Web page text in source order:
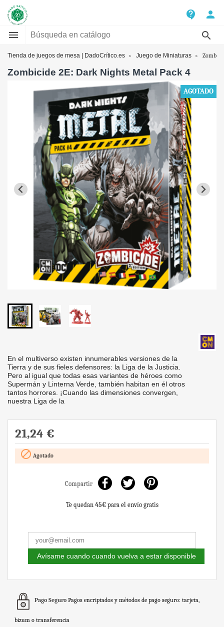
contact_support
person


Tienda de juegos de mesa | DadoCrítico.es Juego de Miniaturas
Zombicide 2E: Dark Nights Metal Pack 4
AGOTADO
En el multiverso existen innumerables versiones de la
Tierra y de sus fieles defensores: la Liga de la Justicia.
Pero al igual que todas esas variantes de héroes como
Supermán y Linterna Verde, también habitan en él otros
tantos horrores. ¡Cuando las dimensiones convergen,
nuestra Liga de la
21,24 €
 Agotado
Compartir
Te quedan 45€para el envío gratis
Avísame cuando cuando vuelva a estar disponible
Pago Seguro Pagos encriptados y métodos de pago seguro: tarjeta,
bizum o transferencia